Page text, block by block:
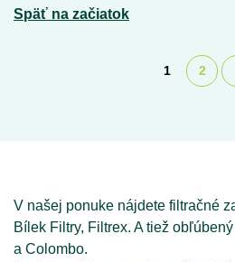
Späť na začiatok
1 2
V našej ponuke nájdete filtračné
Bílek Filtry, Filtrex. A tiež
a Colombo.